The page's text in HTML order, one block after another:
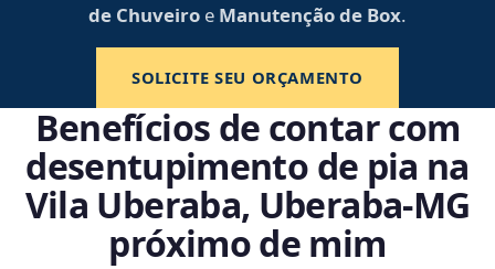
de Chuveiro e Manutenção de Box.
SOLICITE SEU ORÇAMENTO
Benefícios de contar com
desentupimento de pia na
Vila Uberaba, Uberaba‑MG
próximo de mim